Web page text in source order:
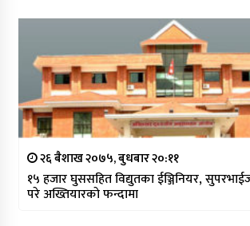
२६ बैशाख २०७५, बुधबार २०:११
१५ हजार घुससहित विद्युतका ईञ्जिनियर,
परे अख्तियारकाे फन्दामा